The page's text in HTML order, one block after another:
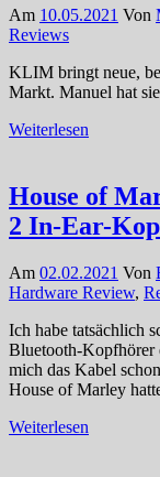
Am 10.05.2021 Von
Reviews
KLIM bringt neue,
Markt. Manuel hat
Weiterlesen
House of
2 In-Ear-
Am 02.02.2021 Von
Hardware Review,
Ich habe tatsächlich
Bluetooth-Kopfhörer
mich das Kabel
House of Marley
Weiterlesen